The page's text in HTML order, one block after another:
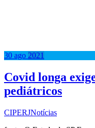
30 ago 2021
Covid longa
pediátricos
CIPERJNotícias